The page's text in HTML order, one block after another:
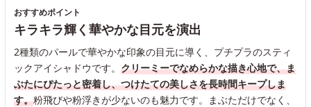
おすすめポイント
キラキラ輝く華やかな目元を演出
2種類のパールで華やかな印象の目元に導く、プチプラのスティ
ックアイシャドウです。 クリーミーでなめらかな描き心地で、ま
ぶたにぴたっと密着し、つけたての美しさを長時間キープしま
す。粉飛びや粉浮きが少ないのも魅力です。まぶただけでなく、